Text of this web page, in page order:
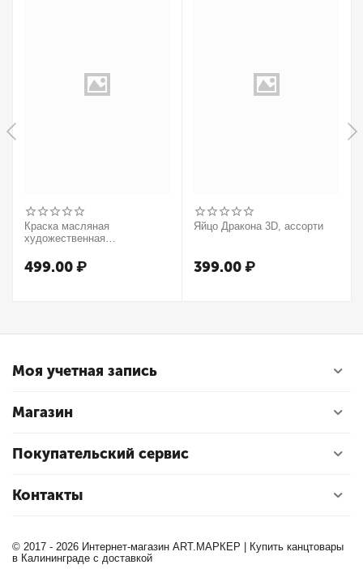
Краска масляная
художественная
37мл, туба, оранжевый
499.00₽
Яйцо Дракона 3D, ассорти
399.00₽
Моя учетная запись
Магазин
Покупательский сервис
Контакты
© 2017 - 2026 Интернет-магазин ART.МАРКЕР | Купить канцтовары
в Калининграде с доставкой